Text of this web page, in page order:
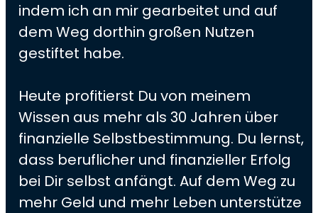
indem ich an mir gearbeitet und auf
dem Weg dorthin großen Nutzen
gestiftet habe.
Heute profitierst Du von meinem
Wissen aus mehr als 30 Jahren über
finanzielle Selbstbestimmung. Du lernst,
dass beruflicher und finanzieller Erfolg
bei Dir selbst anfängt. Auf dem Weg zu
mehr Geld und mehr Leben unterstütze